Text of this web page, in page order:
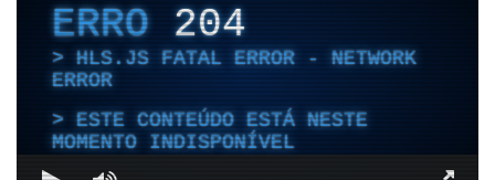
ERRO204
HLS.JS FATAL ERROR - NETWORK
ERROR
ESTE CONTEÚDO ESTÁ NESTE
MOMENTO INDISPONÍVEL